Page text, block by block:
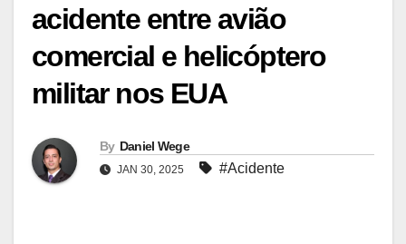
acidente entre avião
comercial e helicóptero
militar nos EUA
By Daniel Wege
JAN 30, 2025 #Acidente